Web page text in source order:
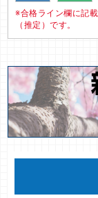
※合格ライン欄に記
（推定）です。